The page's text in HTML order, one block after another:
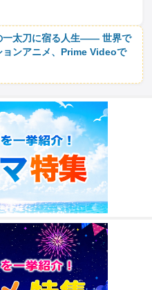
一太刀に宿る人生―― 世界で
ョンアニメ、Prime Videoで